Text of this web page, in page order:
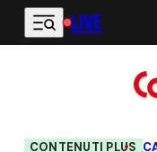
Vai al contenuto principale
LIVE
CONTENUTI PLUS